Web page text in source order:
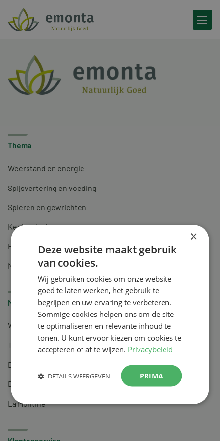
Ga naar de inhoud
Thema
Weerstand en energie
Spijsvertering en voeding
Spieren en gewrichten
Keel en luchtwegen
Huidverzorging
Nachtrust
Merken
Wapiti
Tai-Ginseng
Dermagíq
Draisma
La Montine
×
Deze website maakt gebruik
van cookies.
Wij gebruiken cookies om onze website
goed te laten werken, het gebruik te
begrijpen en uw ervaring te verbeteren.
Sommige cookies helpen ons om de site
te optimaliseren en relevante inhoud te
tonen. U kunt ervoor kiezen om cookies te
accepteren of af te wijzen. Privacybeleid
PRIMA
DETAILS WEERGEVEN